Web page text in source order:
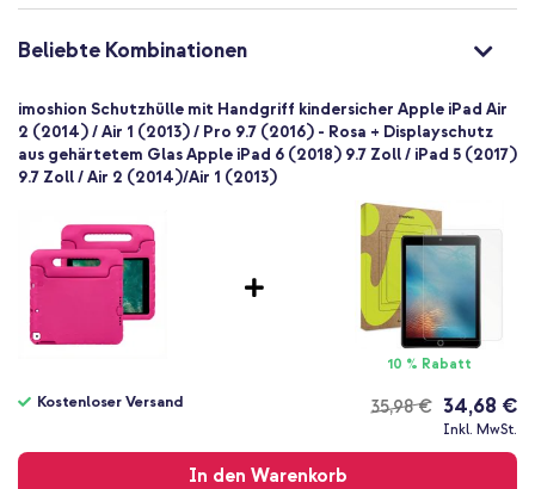
PFAS-frei
Silikon und TPU (weich)
1 Pc
Nein
Backcover, Soft Case
Rückseite & Seite
Beliebte Kombinationen
imoshion Schutzhülle mit Handgriff kindersicher Apple iPad Air
2 (2014) / Air 1 (2013) / Pro 9.7 (2016) - Rosa + Displayschutz
aus gehärtetem Glas Apple iPad 6 (2018) 9.7 Zoll / iPad 5 (2017)
9.7 Zoll / Air 2 (2014)/Air 1 (2013)
10 % Rabatt
35,98 €
Kostenloser Versand 34,68 €
Inkl. MwSt.
In den Warenkorb
Versand